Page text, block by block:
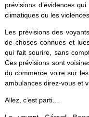
prévisions d’évidences
climatiques ou les
Les prévisions des
de choses connues et
qui fait sourire, sans
Ces prévisions sont
du commerce voire sur
ambulances direz-vous et
Allez, c’est parti…